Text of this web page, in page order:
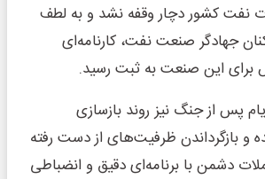
نفت کشور دچار وقفه نشد و به لطف
جهادگر صنعت نفت، کارنامه‌ای
این صنعت به ثبت رسید.
پس از جنگ نیز روند بازسازی
و بازگرداندن ظرفیت‌های از دست رفته
دشمن با برنامه‌ای دقیق و انضباطی